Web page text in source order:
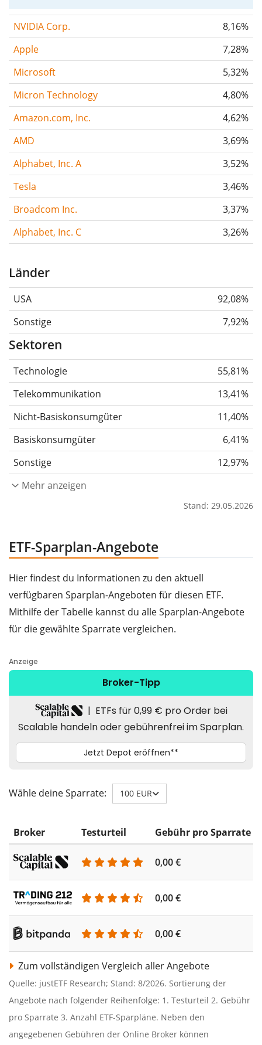
NVIDIA Corp.
8,16%
Apple
7,28%
Microsoft
5,32%
Micron Technology
4,80%
Amazon.com, Inc.
4,62%
AMD
3,69%
Alphabet, Inc. A
3,52%
Tesla
3,46%
Broadcom Inc.
3,37%
Alphabet, Inc. C
3,26%
Länder
USA
92,08%
Sonstige
7,92%
Sektoren
Technologie
55,81%
Telekommunikation
13,41%
Nicht-Basiskonsumgüter
11,40%
Basiskonsumgüter
6,41%
Sonstige
12,97%
Mehr anzeigen
Stand: 29.05.2026
ETF-Sparplan-Angebote
Hier findest du Informationen zu den aktuell
verfügbaren Sparplan-Angeboten für diesen ETF.
Mithilfe der Tabelle kannst du alle Sparplan-Angebote
für die gewählte Sparrate vergleichen.
Wähle deine Sparrate: 100 EUR
Broker Testurteil Gebühr pro Sparrate
0,00 €
0,00 €
0,00 €
Zum vollständigen Vergleich aller Angebote
Quelle: justETF Research; Stand: 8/2026. Sortierung der
Angebote nach folgender Reihenfolge: 1. Testurteil 2. Gebühr
pro Sparrate 3. Anzahl ETF-Sparpläne. Neben den
angegebenen Gebühren der Online Broker können